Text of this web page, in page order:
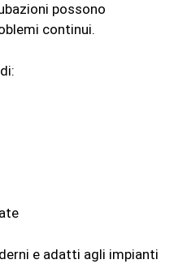
possono
continui.
e adatti agli impianti